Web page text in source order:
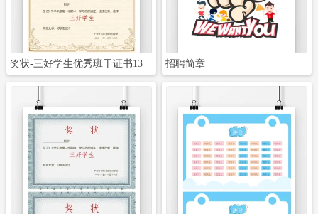
奖状-三好学生优秀班干证书13 招聘简章
立即下载 立即下载